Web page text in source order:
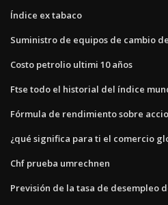
Índice ex tabaco
Suministro de equipos de cambio
Costo petrolio ultimi 10 años
Ftse todo el historial del índice
Fórmula de rendimiento sobre
¿qué significa para ti el comercio
Chf prueba umrechnen
Previsión de la tasa de desempleo